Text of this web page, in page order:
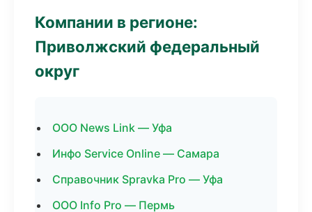
Компании в регионе:
Приволжский федеральный
округ
ООО News Link — Уфа
Инфо Service Online — Самара
Справочник Spravka Pro — Уфа
ООО Info Pro — Пермь